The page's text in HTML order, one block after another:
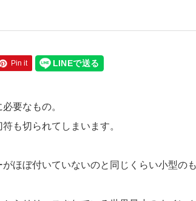
Pin it
要なもの。
も切られてしまいます。
ほぼ付いていないのと同じくらい小型の